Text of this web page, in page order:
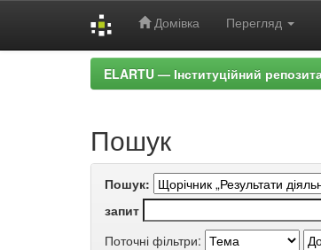
Домівка Перегляд
ELARTU — Інституційний
Пошук
Пошук:
запит
Поточні фільтри: